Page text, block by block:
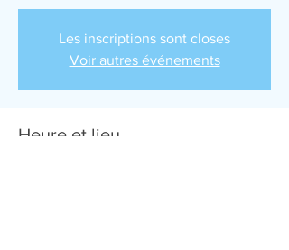
Les inscriptions sont closes
Voir autres événements
Heure et lieu